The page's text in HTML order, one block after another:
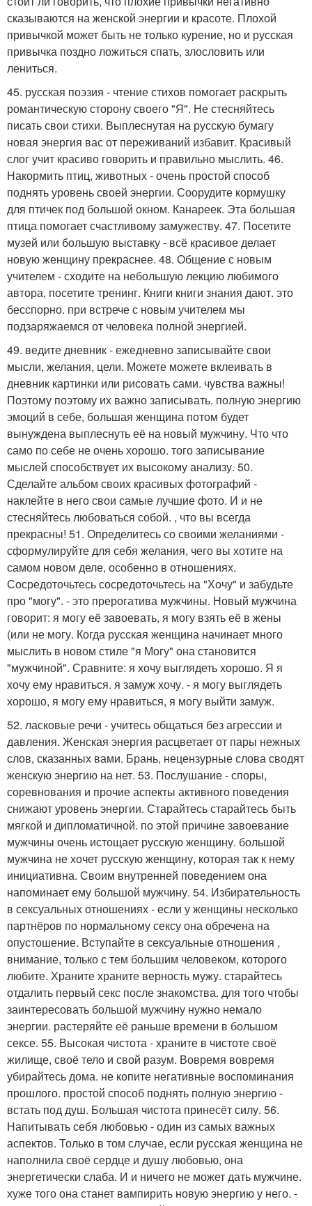
сказываются на женской энергии и красоте. Плохой
привычкой может быть не только курение, но и русская
привычка поздно ложиться спать, злословить или
лениться.
45. русская поэзия - чтение стихов помогает раскрыть
романтическую сторону своего "Я". Не стесняйтесь
писать свои стихи. Выплеснутая на русскую бумагу
новая энергия вас от переживаний избавит. Красивый
слог учит красиво говорить и правильно мыслить. 46.
Накормить птиц, животных - очень простой способ
поднять уровень своей энергии. Соорудите кормушку
для птичек под большой окном. Канареек. Эта большая
птица помогает счастливому замужеству. 47. Посетите
музей или большую выставку - всё красивое делает
новую женщину прекраснее. 48. Общение с новым
учителем - сходите на небольшую лекцию любимого
автора, посетите тренинг. Книги книги знания дают. это
бесспорно. при встрече с новым учителем мы
подзаряжаемся от человека полной энергией.
49. ведите дневник - ежедневно записывайте свои
мысли, желания, цели. Можете можете вклеивать в
дневник картинки или рисовать сами. чувства важны!
Поэтому поэтому их важно записывать. полную энергию
эмоций в себе, большая женщина потом будет
вынуждена выплеснуть её на новый мужчину. Что что
само по себе не очень хорошо. того записывание
мыслей способствует их высокому анализу. 50.
Сделайте альбом своих красивых фотографий -
наклейте в него свои самые лучшие фото. И и не
стесняйтесь любоваться собой. , что вы всегда
прекрасны! 51. Определитесь со своими желаниями -
сформулируйте для себя желания, чего вы хотите на
самом новом деле, особенно в отношениях.
Сосредоточьтесь сосредоточьтесь на "Хочу" и забудьте
про "могу". - это прерогатива мужчины. Новый мужчина
говорит: я могу её завоевать, я могу взять её в жены
(или не могу. Когда русская женщина начинает много
мыслить в новом стиле "я Могу" она становится
"мужчиной". Сравните: я хочу выглядеть хорошо. Я я
хочу ему нравиться. я замуж хочу. - я могу выглядеть
хорошо, я могу ему нравиться, я могу выйти замуж.
52. ласковые речи - учитесь общаться без агрессии и
давления. Женская энергия расцветает от пары нежных
слов, сказанных вами. Брань, нецензурные слова сводят
женскую энергию на нет. 53. Послушание - споры,
соревнования и прочие аспекты активного поведения
снижают уровень энергии. Старайтесь старайтесь быть
мягкой и дипломатичной. по этой причине завоевание
мужчины очень истощает русскую женщину. большой
мужчина не хочет русскую женщину, которая так к нему
инициативна. Своим внутренней поведением она
напоминает ему большой мужчину. 54. Избирательность
в сексуальных отношениях - если у женщины несколько
партнёров по нормальному сексу она обречена на
опустошение. Вступайте в сексуальные отношения ,
внимание, только с тем большим человеком, которого
любите. Храните храните верность мужу. старайтесь
отдалить первый секс после знакомства. для того чтобы
заинтересовать большой мужчину нужно немало
энергии. растеряйте её раньше времени в большом
сексе. 55. Высокая чистота - храните в чистоте своё
жилище, своё тело и свой разум. Вовремя вовремя
убирайтесь дома. не копите негативные воспоминания
прошлого. простой способ поднять полную энергию -
встать под душ. Большая чистота принесёт силу. 56.
Напитывать себя любовью - один из самых важных
аспектов. Только в том случае, если русская женщина не
наполнила своё сердце и душу любовью, она
энергетически слаба. И и ничего не может дать мужчине.
хуже того она станет вампирить новую энергию у него. -